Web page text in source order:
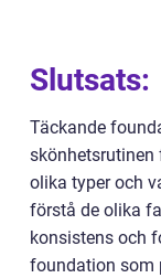
Slutsats:
Täckande
olika typer och
förstå de olika
konsistens och
foundation som